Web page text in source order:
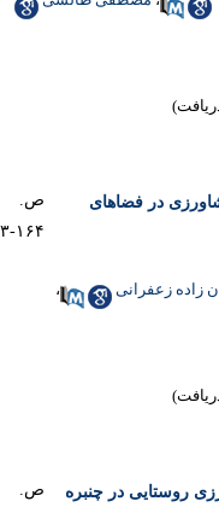
در فضاهای
ص.
۱۶۴-۱۴۳
زعفرانی ،
روستایی در چنبره
ص.